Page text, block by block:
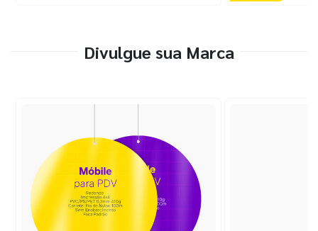
Divulgue sua Marca